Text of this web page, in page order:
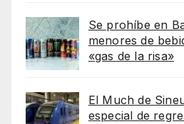
Se prohíbe en
menores de
«gas de la risa»
El Much de
especial de